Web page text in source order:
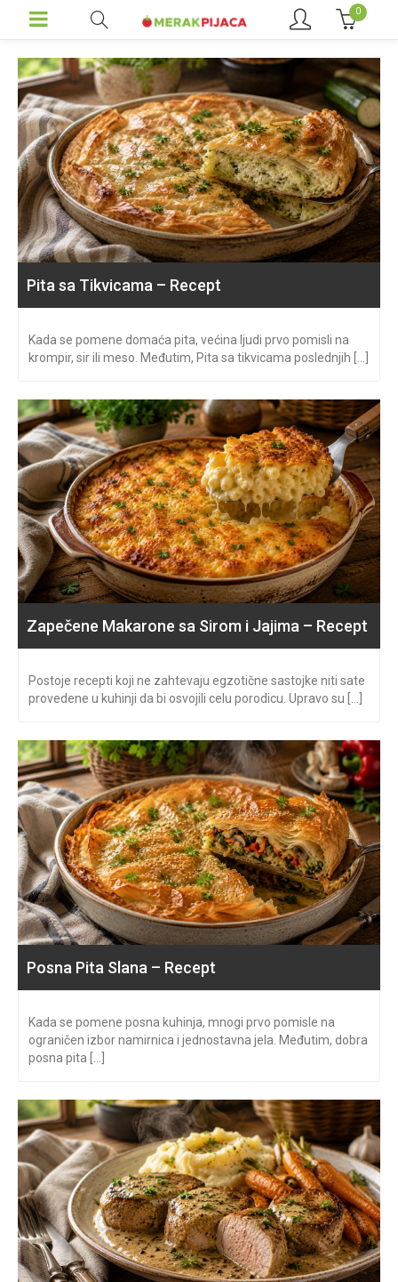
0
Pita sa Tikvicama – Recept
Kada se pomene domaća pita, većina ljudi prvo pomisli na
krompir, sir ili meso. Međutim, Pita sa tikvicama poslednjih [...]
Zapečene Makarone sa Sirom i Jajima – Recept
Postoje recepti koji ne zahtevaju egzotične sastojke niti sate
provedene u kuhinji da bi osvojili celu porodicu. Upravo su [...]
Posna Pita Slana – Recept
Kada se pomene posna kuhinja, mnogi prvo pomisle na
ograničen izbor namirnica i jednostavna jela. Međutim, dobra
posna pita [...]